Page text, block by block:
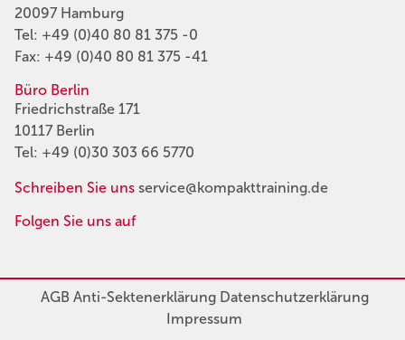
20097 Hamburg
Tel: +49 (0)40 80 81 375 -0
Fax: +49 (0)40 80 81 375 -41
Büro Berlin
Friedrichstraße 171
10117 Berlin
Tel: +49 (0)30 303 66 5770
Schreiben Sie uns service@kompakttraining.de
Folgen Sie uns auf
AGBAnti-SektenerklärungDatenschutzerklärung
Impressum